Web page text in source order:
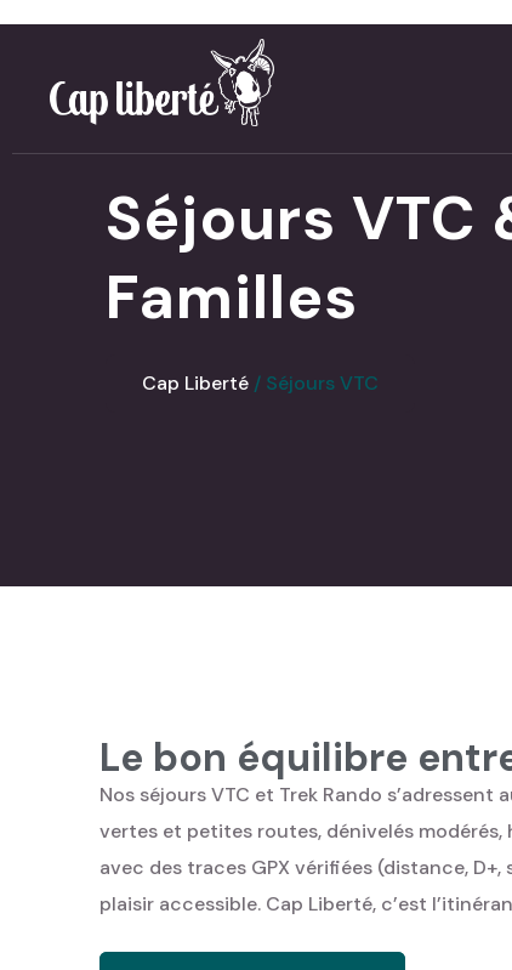
Séjours VTC
Familles
Cap Liberté Séjours VTC
Le bon équilibre
Nos séjours VTC et Trek Rando
vertes et petites routes, dénivelés
avec des traces GPX vérifiées (distance,
plaisir accessible. Cap Liberté, c’est